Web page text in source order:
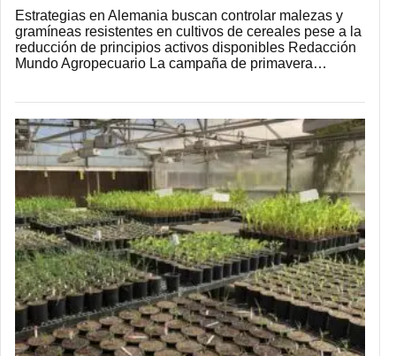
Estrategias en Alemania buscan controlar malezas y
gramíneas resistentes en cultivos de cereales pese a la
reducción de principios activos disponibles Redacción
Mundo Agropecuario La campaña de primavera…